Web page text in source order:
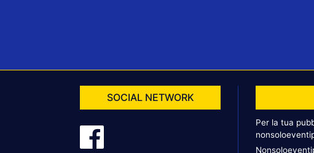
SOCIAL NETWORK
Per la tua